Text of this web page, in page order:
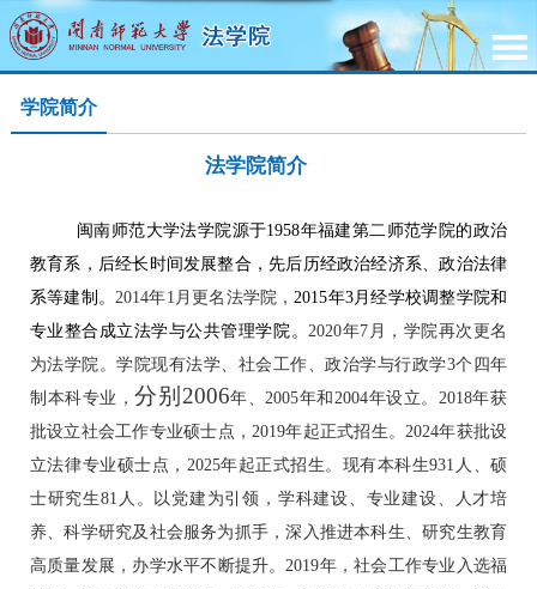
学院简介
法学院简介
闽南师范大学法学院源于1958年福建第二师范学院的政治
教育系 ， 后经长时间发展整合，先后历经政治经济系、政治法律
系等建制 。2014年1月 更名 法学院，2015年3月经学校调整学院和
专业整合成立法学与公共管理学院。2020年7月 ，学院再次更名
为法学院。学院现有法学、 社会工作、政治学与行政学3个 四年
制 本科专业，分别2006年、2005年和2004年设立。2018年获
批设立社会工作专业硕士点 ，2019年起正式招生。2024年获批设
立法律专业硕士点，2025年起正式招生。 现有本科生931 人、硕
士研究生81 人。以 党建为引领， 学科建设、专业建设、人才培
养、科学研究及社会服务为抓手，深入推进本科生、研究生教育
高质量发展，办学水平不断提升。2019年，社会工作专业入选福